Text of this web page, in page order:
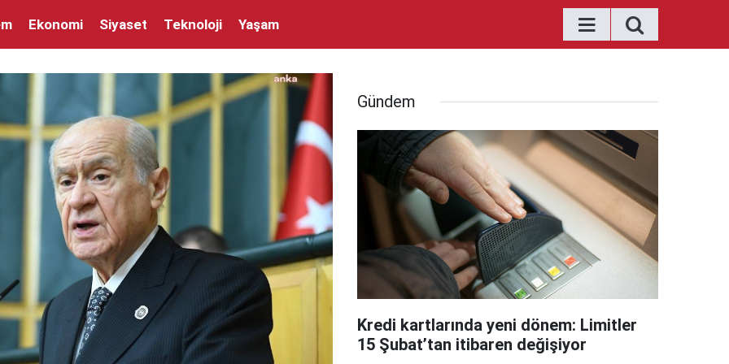
Ekonomi Siyaset Teknoloji Yaşam
Gündem
Kredi kartlarında yeni dönem: Limitler
15 Şubat’tan itibaren değişiyor